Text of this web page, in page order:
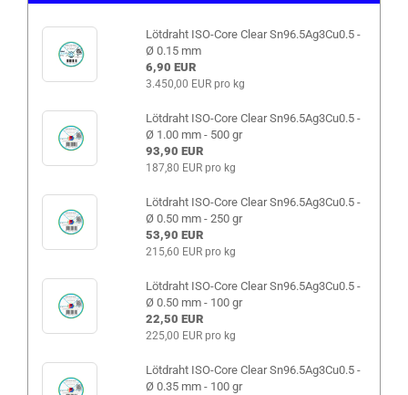
Lötdraht ISO-Core Clear Sn96.5Ag3Cu0.5 -
Ø 0.15 mm
6,90 EUR
3.450,00 EUR pro kg
Lötdraht ISO-Core Clear Sn96.5Ag3Cu0.5 -
Ø 1.00 mm - 500 gr
93,90 EUR
187,80 EUR pro kg
Lötdraht ISO-Core Clear Sn96.5Ag3Cu0.5 -
Ø 0.50 mm - 250 gr
53,90 EUR
215,60 EUR pro kg
Lötdraht ISO-Core Clear Sn96.5Ag3Cu0.5 -
Ø 0.50 mm - 100 gr
22,50 EUR
225,00 EUR pro kg
Lötdraht ISO-Core Clear Sn96.5Ag3Cu0.5 -
Ø 0.35 mm - 100 gr